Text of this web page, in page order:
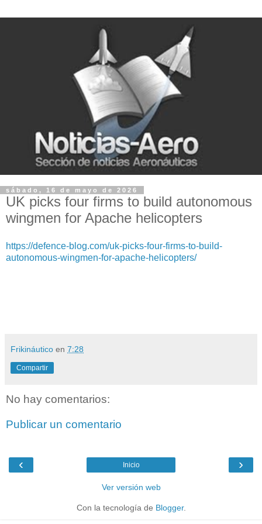
sábado, 16 de mayo de 2026
UK picks four firms to build autonomous
wingmen for Apache helicopters
https://defence-blog.com/uk-picks-four-firms-to-build-
autonomous-wingmen-for-apache-helicopters/
Frikináutico en 7:28
Compartir
No hay comentarios:
Publicar un comentario
‹ ›
Inicio
Ver versión web
Con la tecnología de Blogger.